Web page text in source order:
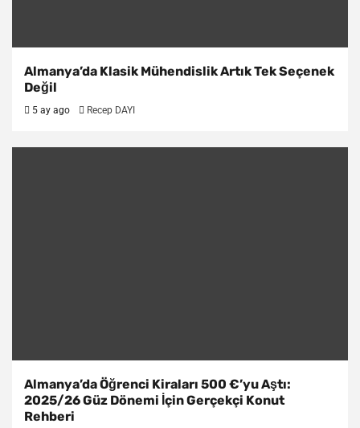
Almanya’da Klasik Mühendislik Artık Tek Seçenek
Değil
5 ay ago Recep DAYI
Almanya’da Öğrenci Kiraları 500 €’yu Aştı:
2025/26 Güz Dönemi İçin Gerçekçi Konut
Rehberi